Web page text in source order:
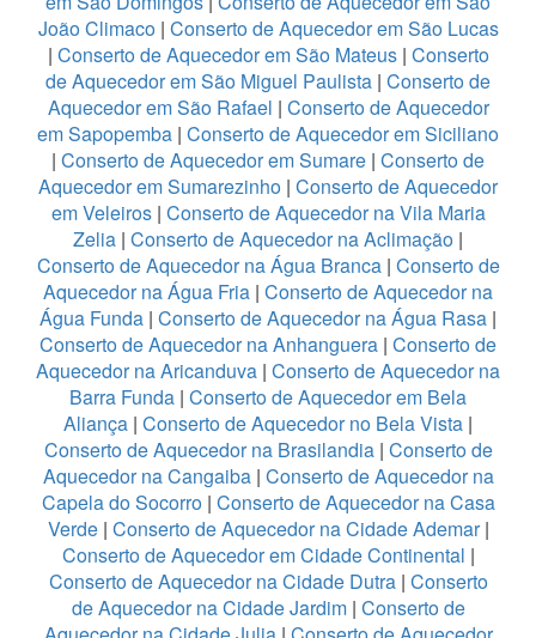
João Climaco| Conserto de Aquecedor em São Lucas
| Conserto de Aquecedor em São Mateus | Conserto
de Aquecedor em São Miguel Paulista | Conserto de
Aquecedor em São Rafael | Conserto de Aquecedor
em Sapopemba | Conserto de Aquecedor em Siciliano
| Conserto de Aquecedor em Sumare | Conserto de
Aquecedor em Sumarezinho | Conserto de Aquecedor
em Veleiros| Conserto de Aquecedor na Vila Maria
Zelia | Conserto de Aquecedor na Aclimação |
Conserto de Aquecedor na Água Branca| Conserto de
Aquecedor na Água Fria | Conserto de Aquecedor na
Água Funda | Conserto de Aquecedor na Água Rasa |
Conserto de Aquecedor na Anhanguera | Conserto de
Aquecedor na Aricanduva | Conserto de Aquecedor na
Barra Funda | Conserto de Aquecedor em Bela
Aliança | Conserto de Aquecedor no Bela Vista |
Conserto de Aquecedor na Brasilandia| Conserto de
Aquecedor na Cangaiba| Conserto de Aquecedor na
Capela do Socorro | Conserto de Aquecedor na Casa
Verde| Conserto de Aquecedor na Cidade Ademar|
Conserto de Aquecedor em Cidade Continental |
Conserto de Aquecedor na Cidade Dutra | Conserto
de Aquecedor na Cidade Jardim| Conserto de